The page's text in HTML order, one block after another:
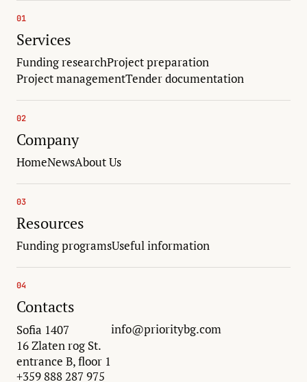
01
Services
Funding researchProject preparation
Project managementTender documentation
02
Company
HomeNewsAbout Us
03
Resources
Funding programsUseful information
04
Contacts
Sofia 1407
16 Zlaten rog St.
entrance B, floor 1
info@prioritybg.com
+359 888 287 975